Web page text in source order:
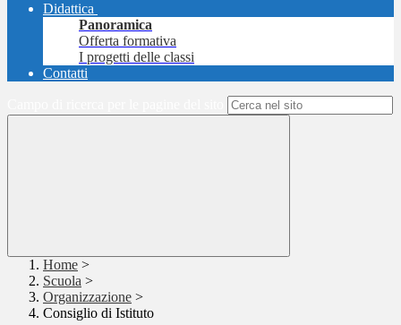
Didattica
Panoramica
Offerta formativa
I progetti delle classi
Contatti
Home >
Scuola >
Organizzazione >
Consiglio di Istituto